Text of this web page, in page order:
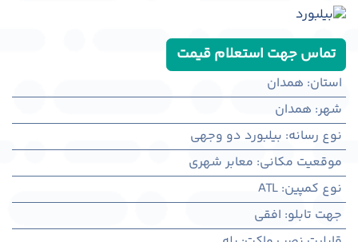
تماس جهت استعلام قیمت
استان: همدان
شهر: همدان
نوع رسانه: بیلبورد دو وجهی
موقعیت مکانی: معابر شهری
نوع کمپین:
ATL
جهت تابلو: افقی